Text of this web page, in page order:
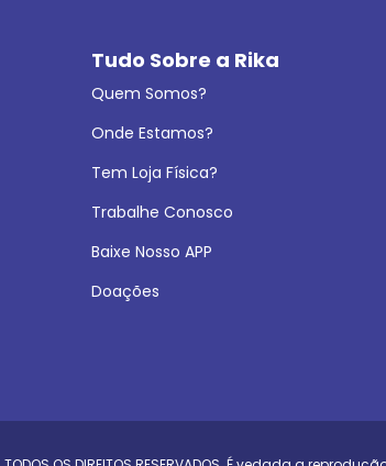
Tudo Sobre a Rika
Quem Somos?
Onde Estamos?
Tem Loja Física?
Trabalhe Conosco
Baixe Nosso APP
Doações